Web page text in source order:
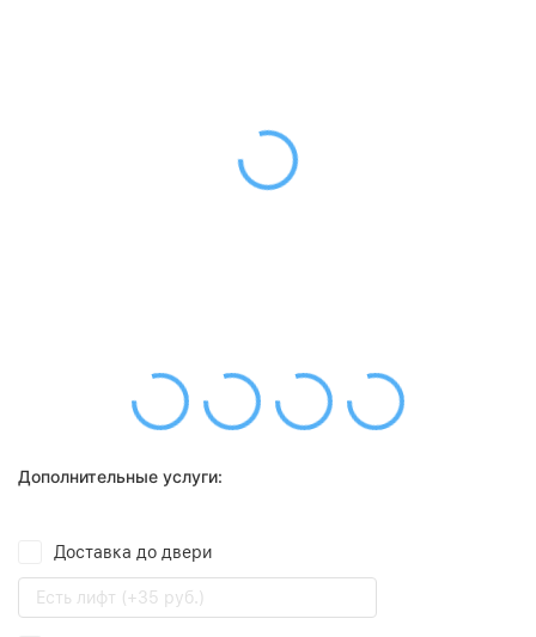
Дополнительные услуги:
Доставка до двери
Есть лифт (+35 руб.)